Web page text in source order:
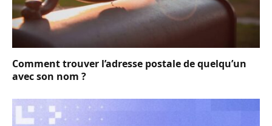
Comment trouver l’adresse postale de quelqu’un
avec son nom ?